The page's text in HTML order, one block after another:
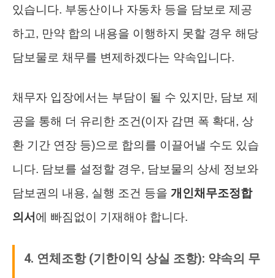
있습니다. 부동산이나 자동차 등을 담보로 제공
하고, 만약 합의 내용을 이행하지 못할 경우 해당
담보물로 채무를 변제하겠다는 약속입니다.
채무자 입장에서는 부담이 될 수 있지만, 담보 제
공을 통해 더 유리한 조건(이자 감면 폭 확대, 상
환 기간 연장 등)으로 합의를 이끌어낼 수도 있습
니다. 담보를 설정할 경우, 담보물의 상세 정보와
담보권의 내용, 실행 조건 등을 개인채무조정합
의서 에 빠짐없이 기재해야 합니다.
4. 연체조항 (기한이익 상실 조항): 약속의 무